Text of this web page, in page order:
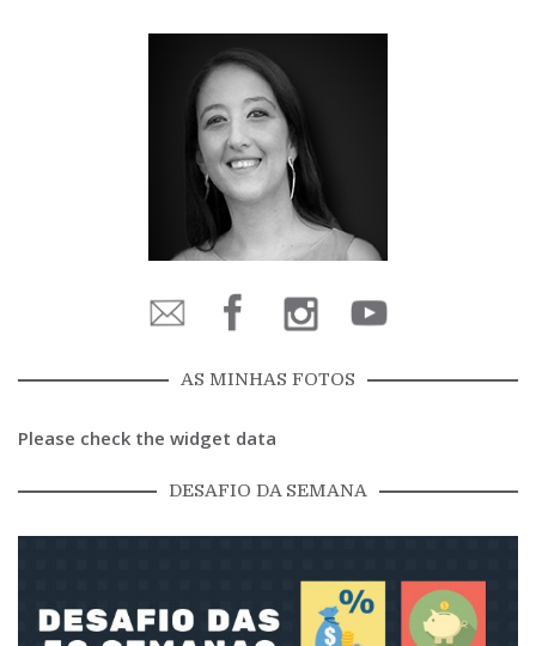
AS MINHAS FOTOS
Please check the widget data
DESAFIO DA SEMANA